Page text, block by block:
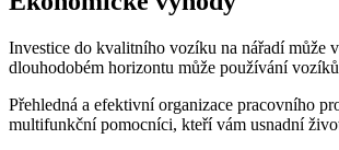
Investice do kvalitního vozíku na nářadí může
dlouhodobém horizontu může používání
Přehledná a efektivní organizace pracovního
multifunkční pomocníci, kteří vám usnadní